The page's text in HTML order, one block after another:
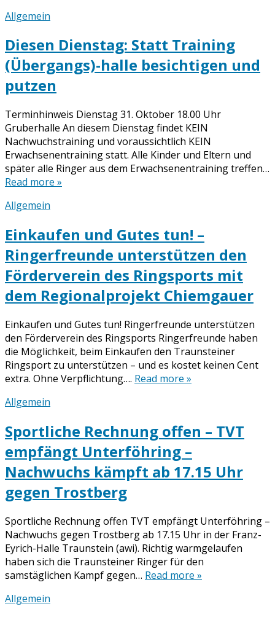
Allgemein
Diesen Dienstag: Statt Training
(Übergangs)-halle besichtigen und
putzen
Terminhinweis Dienstag 31. Oktober 18.00 Uhr
Gruberhalle An diesem Dienstag findet KEIN
Nachwuchstraining und voraussichtlich KEIN
Erwachsenentraining statt. Alle Kinder und Eltern und
später alle Ringer aus dem Erwachsenentraining treffen…
Read more »
Allgemein
Einkaufen und Gutes tun! –
Ringerfreunde unterstützen den
Förderverein des Ringsports mit
dem Regionalprojekt Chiemgauer
Einkaufen und Gutes tun! Ringerfreunde unterstützen
den Förderverein des Ringsports Ringerfreunde haben
die Möglichkeit, beim Einkaufen den Traunsteiner
Ringsport zu unterstützen – und es kostet keinen Cent
extra. Ohne Verpflichtung…. Read more »
Allgemein
Sportliche Rechnung offen – TVT
empfängt Unterföhring –
Nachwuchs kämpft ab 17.15 Uhr
gegen Trostberg
Sportliche Rechnung offen TVT empfängt Unterföhring –
Nachwuchs gegen Trostberg ab 17.15 Uhr in der Franz-
Eyrich-Halle Traunstein (awi). Richtig warmgelaufen
haben sich die Traunsteiner Ringer für den
samstäglichen Kampf gegen… Read more »
Allgemein